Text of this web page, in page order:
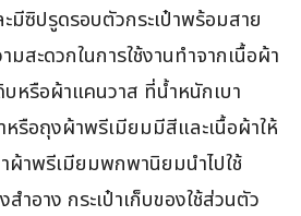
มีซิปรูดรอบตัวกระเป๋าพร้อมสาย
สะดวกในการใช้งานทำจากเนื้อผ้า
หรือผ้าแคนวาส ที่น้ำหนักเบา
หรือถุงผ้าพรีเมียมมีสีและเนื้อผ้าให้
ผ้าพรีเมียมพกพานิยมนำไปใช้
สำอาง กระเป๋าเก็บของใช้ส่วนตัว